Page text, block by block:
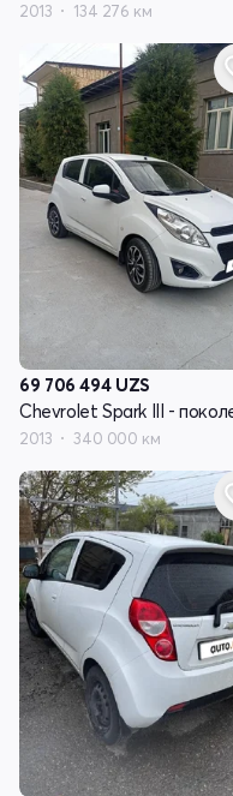
2013 134 276 км
69 706 494 UZS
2013 340 000 км